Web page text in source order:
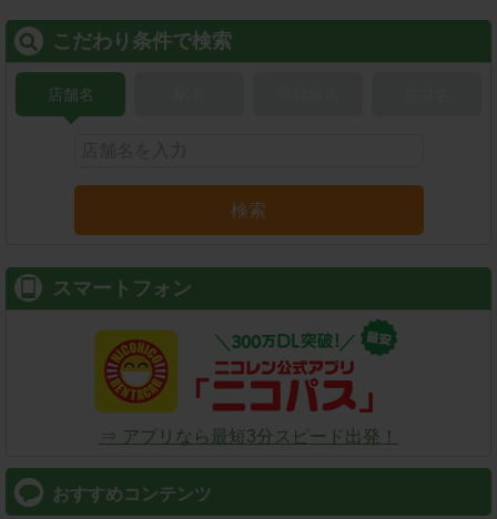
こだわり条件で検索
店舗名
検索
スマートフォン
⇒ アプリなら最短3分スピード出発！
おすすめコンテンツ